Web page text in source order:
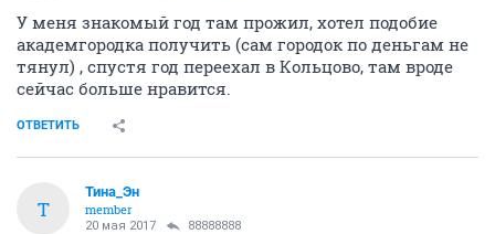
У меня знакомый год там прожил, хотел подобие
академгородка получить (сам городок по деньгам не
тянул) , спустя год переехал в Кольцово, там вроде
сейчас больше нравится.
ОТВЕТИТЬ
Т
Тина_Эн
member
20 мая 2017 88888888